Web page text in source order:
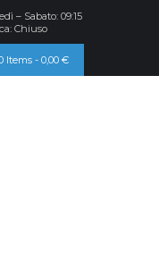
– Sabato: 09:15
Chiuso
Items -0,00 €